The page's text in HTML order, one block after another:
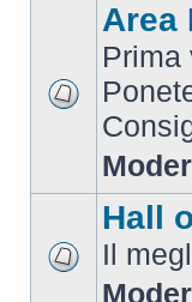
Area
Prima
Hall
Il